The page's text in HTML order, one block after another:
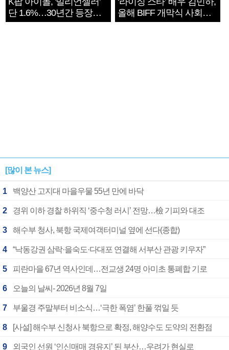
단 1.6%…30년간 등장
1182개팀 전수조사
올해 BIFF 개막식 사회자
확정
[많이 본 뉴스]
1 백양산 고지대 마을우물 55년 만에 바닥
2 경위 이하 경찰 하위직 ‘중수청 러시’ 전망…檢 기피와 대조
3 해수부 청사, 북항 국제여객터미널 옆에 선다(종합)
4 “낙동강권 삼락·을숙도·다대포 연결해 서부산 관광 키우자”
5 피란마을 67년 역사인데…전교생 24명 아미초 통폐합 기로
6 오늘의 날씨- 2026년 8월 7일
7 부울경 주말부터 비소식…‘극한 폭염’ 한풀 꺾일 듯
8 [사설] 해수부 신청사 북항으로 확정, 해양수도 도약의 전환점
9 외국인 선원 ‘인신매매 경유지’ 된 부산…우려가 현실로